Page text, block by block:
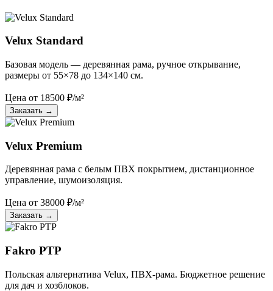
Velux Standard
Базовая модель — деревянная рама, ручное открывание,
размеры от 55×78 до 134×140 см.
Цена от 18500 ₽/м²
Заказать →
Velux Premium
Деревянная рама с белым ПВХ покрытием, дистанционное
управление, шумоизоляция.
Цена от 38000 ₽/м²
Заказать →
Fakro PTP
Польская альтернатива Velux, ПВХ-рама. Бюджетное решение
для дач и хозблоков.